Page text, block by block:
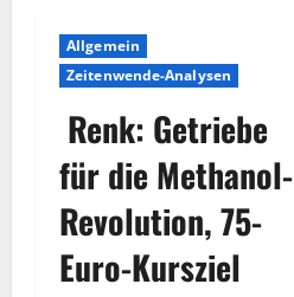
Allgemein
Zeitenwende-Analysen
Renk: Getriebe
für die Methanol-
Revolution, 75-
Euro-Kursziel